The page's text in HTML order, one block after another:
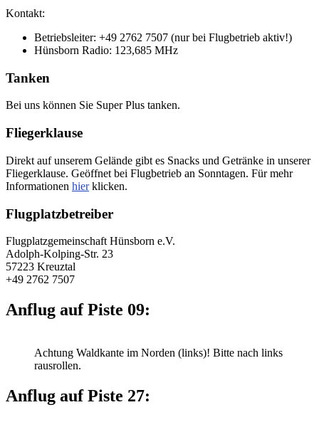
Kontakt:
Betriebsleiter: +49 2762 7507 (nur bei Flugbetrieb aktiv!)
Hünsborn Radio: 123,685 MHz
Tanken
Bei uns können Sie Super Plus tanken.
Fliegerklause
Direkt auf unserem Gelände gibt es Snacks und Getränke in unserer
Fliegerklause. Geöffnet bei Flugbetrieb an Sonntagen. Für mehr
Informationen hierklicken.
Flugplatzbetreiber
Flugplatzgemeinschaft Hünsborn e.V.
Adolph-Kolping-Str. 23
57223 Kreuztal
+49 2762 7507
Anflug auf Piste 09:
Achtung Waldkante im Norden (links)! Bitte nach links
rausrollen.
Anflug auf Piste 27: